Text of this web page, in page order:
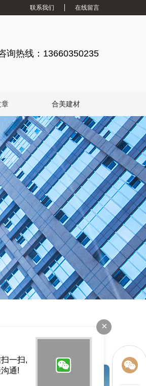
联系我们 在线留言
询热线：13660350235
章 合美建材
×
一扫,
通!